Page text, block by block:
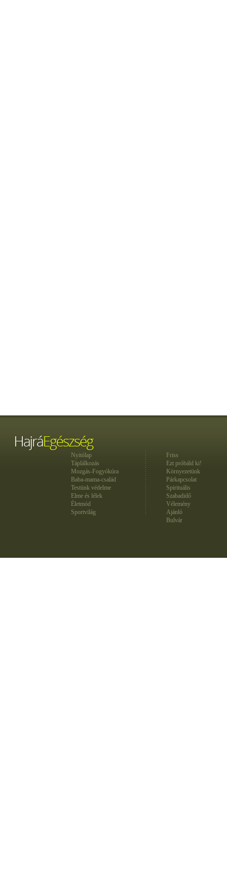
Nyitólap
Táplálkozás
Mozgás-Fogyókúra
Baba-mama-család
Testünk védelme
Elme és lélek
Életmód
Sportvilág
Friss
Ezt próbáld ki!
Környezetünk
Párkapcsolat
Spirituális
Szabadidő
Vélemény
Ajánló
Bulvár